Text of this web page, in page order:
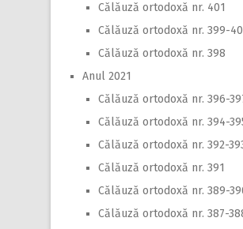
Călăuză ortodoxă nr. 401
Călăuză ortodoxă nr. 399-
Călăuză ortodoxă nr. 398
Anul 2021
Călăuză ortodoxă nr. 396-
Călăuză ortodoxă nr. 394-
Călăuză ortodoxă nr. 392-
Călăuză ortodoxă nr. 391
Călăuză ortodoxă nr. 389-
Călăuză ortodoxă nr. 387-